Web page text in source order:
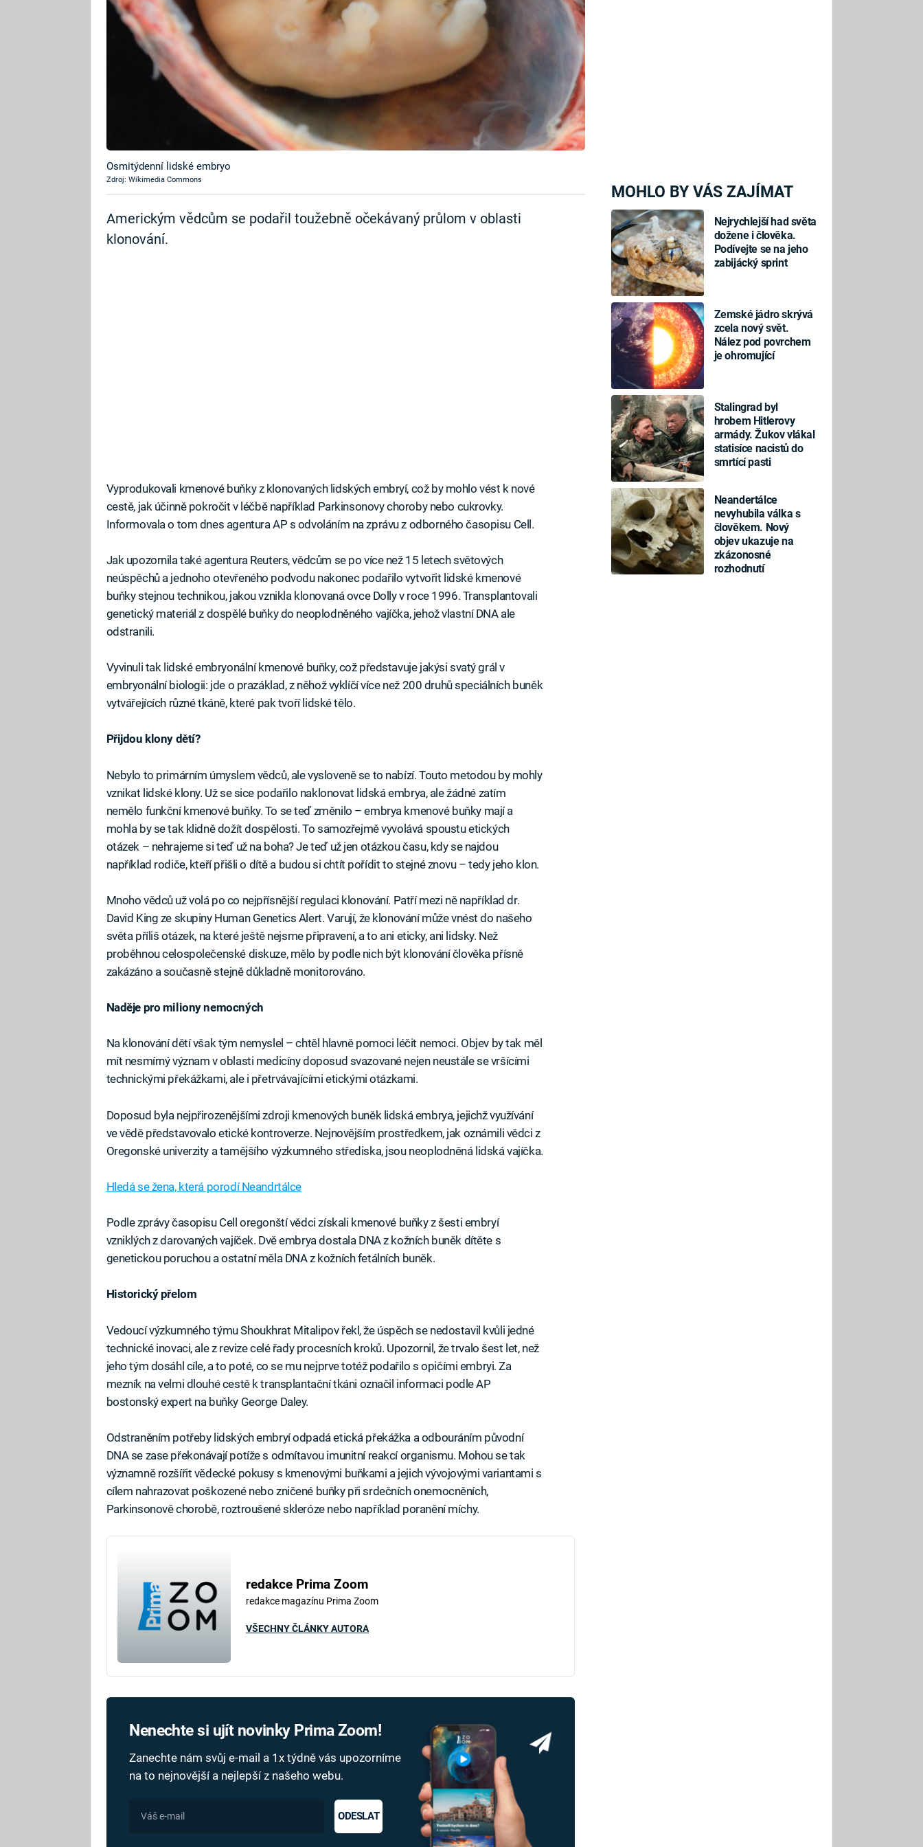
MOHLO BY VÁS ZAJÍMAT
Nejrychlejší had světa
dožene i člověka.
Podívejte se na jeho
zabijácký sprint
Zemské jádro skrývá
zcela nový svět.
Nález pod povrchem
je ohromující
Stalingrad byl
hrobem Hitlerovy
armády. Žukov vlákal
statisíce nacistů do
smrtící pasti
Neandertálce
nevyhubila válka s
člověkem. Nový
objev ukazuje na
zkázonosné
rozhodnutí
Osmitýdenní lidské embryo
Zdroj: Wikimedia Commons
Americkým vědcům se podařil toužebně očekávaný průlom v oblasti
klonování.
Vyprodukovali kmenové buňky z klonovaných lidských embryí, což by mohlo vést k nové
cestě, jak účinně pokročit v léčbě například Parkinsonovy choroby nebo cukrovky.
Informovala o tom dnes agentura AP s odvoláním na zprávu z odborného časopisu Cell.
Jak upozornila také agentura Reuters, vědcům se po více než 15 letech světových
neúspěchů a jednoho otevřeného podvodu nakonec podařilo vytvořit lidské kmenové
buňky stejnou technikou, jakou vznikla klonovaná ovce Dolly v roce 1996. Transplantovali
genetický materiál z dospělé buňky do neoplodněného vajíčka, jehož vlastní DNA ale
odstranili.
Vyvinuli tak lidské embryonální kmenové buňky, což představuje jakýsi svatý grál v
embryonální biologii: jde o prazáklad, z něhož vyklíčí více než 200 druhů speciálních buněk
vytvářejících různé tkáně, které pak tvoří lidské tělo.
Přijdou klony dětí?
Nebylo to primárním úmyslem vědců, ale vysloveně se to nabízí. Touto metodou by mohly
vznikat lidské klony. Už se sice podařilo naklonovat lidská embrya, ale žádné zatím
nemělo funkční kmenové buňky. To se teď změnilo – embrya kmenové buňky mají a
mohla by se tak klidně dožít dospělosti. To samozřejmě vyvolává spoustu etických
otázek – nehrajeme si teď už na boha? Je teď už jen otázkou času, kdy se najdou
například rodiče, kteří přišli o dítě a budou si chtít pořídit to stejné znovu – tedy jeho klon.
Mnoho vědců už volá po co nejpřísnější regulaci klonování. Patří mezi ně například dr.
David King ze skupiny Human Genetics Alert. Varují, že klonování může vnést do našeho
světa příliš otázek, na které ještě nejsme připravení, a to ani eticky, ani lidsky. Než
proběhnou celospolečenské diskuze, mělo by podle nich být klonování člověka přísně
zakázáno a současně stejně důkladně monitorováno.
Naděje pro miliony nemocných
Na klonování dětí však tým nemyslel – chtěl hlavně pomoci léčit nemoci. Objev by tak měl
mít nesmírný význam v oblasti medicíny doposud svazované nejen neustále se vršícími
technickými překážkami, ale i přetrvávajícími etickými otázkami.
Doposud byla nejpřirozenějšími zdroji kmenových buněk lidská embrya, jejichž využívání
ve vědě představovalo etické kontroverze. Nejnovějším prostředkem, jak oznámili vědci z
Oregonské univerzity a tamějšího výzkumného střediska, jsou neoplodněná lidská vajíčka.
Hledá se žena, která porodí Neandrtálce
Podle zprávy časopisu Cell oregonští vědci získali kmenové buňky z šesti embryí
vzniklých z darovaných vajíček. Dvě embrya dostala DNA z kožních buněk dítěte s
genetickou poruchou a ostatní měla DNA z kožních fetálních buněk.
Historický přelom
Vedoucí výzkumného týmu Shoukhrat Mitalipov řekl, že úspěch se nedostavil kvůli jedné
technické inovaci, ale z revize celé řady procesních kroků. Upozornil, že trvalo šest let, než
jeho tým dosáhl cíle, a to poté, co se mu nejprve totéž podařilo s opičími embryi. Za
mezník na velmi dlouhé cestě k transplantační tkáni označil informaci podle AP
bostonský expert na buňky George Daley.
Odstraněním potřeby lidských embryí odpadá etická překážka a odbouráním původní
DNA se zase překonávají potíže s odmítavou imunitní reakcí organismu. Mohou se tak
významně rozšířit vědecké pokusy s kmenovými buňkami a jejich vývojovými variantami s
cílem nahrazovat poškozené nebo zničené buňky při srdečních onemocněních,
Parkinsonově chorobě, roztroušené skleróze nebo například poranění míchy.
redakce Prima Zoom
redakce magazínu Prima Zoom
VŠECHNY ČLÁNKY AUTORA
Nenechte si ujít novinky Prima Zoom!
Zanechte nám svůj e-mail a 1x týdně vás upozorníme
na to nejnovější a nejlepší z našeho webu.
ODESLAT